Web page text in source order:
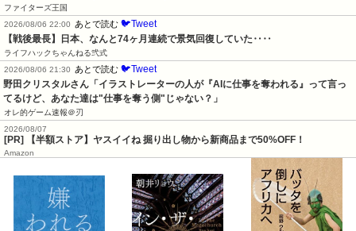
ファイターズ王国
2026/08/06 22:00
あとで読む 🐦Tweet
【戦後最長】日本、なんと74ヶ月連続で景気回復していた‥‥
ライフハックちゃんねる弐式
2026/08/06 21:30
あとで読む 🐦Tweet
野田クリスタルさん「イラストレーターの人が『AIに仕事を奪われる』って言っ
てるけど、あなた達は"仕事を奪う側"じゃない？」
オレ的ゲーム速報＠刃
2026/08/07
[PR] 【半額ストア】ヤスイイね 掘り出し物から新商品まで50%OFF！
Amazon